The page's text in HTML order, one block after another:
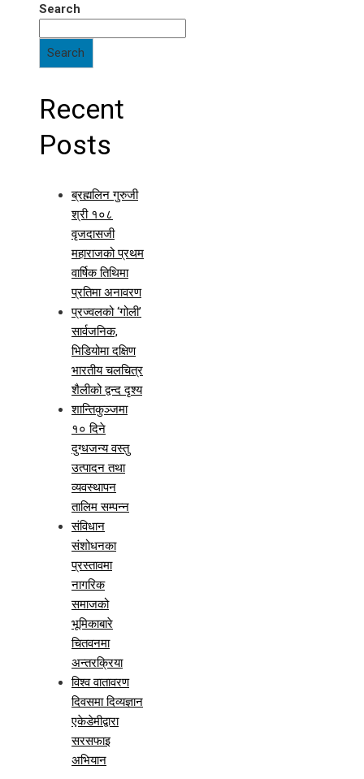
Search
Search
Recent
Posts
ब्रह्मलिन गुरुजी
श्री १०८
वृजदासजी
महाराजको प्रथम
वार्षिक तिथिमा
प्रतिमा अनावरण
प्रज्वलको ‘गोली’
सार्वजनिक,
भिडियोमा दक्षिण
भारतीय चलचित्र
शैलीको द्वन्द दृश्य
शान्तिकुञ्जमा
१० दिने
दुग्धजन्य वस्तु
उत्पादन तथा
व्यवस्थापन
तालिम सम्पन्न
संविधान
संशोधनका
प्रस्तावमा
नागरिक
समाजको
भूमिकाबारे
चितवनमा
अन्तरक्रिया
विश्व वातावरण
दिवसमा दिव्यज्ञान
एकेडेमीद्वारा
सरसफाइ
अभियान